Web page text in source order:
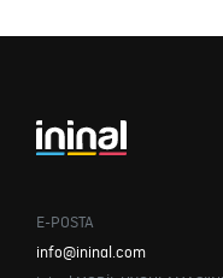
E-POSTA
info@ininal.com